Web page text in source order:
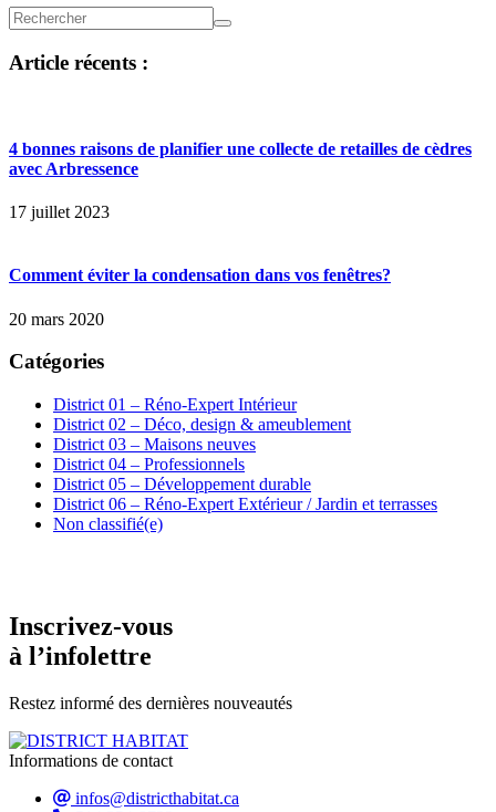
Article récents :
4 bonnes raisons de planifier une collecte de retailles de cèdres
avec Arbressence
17 juillet 2023
Comment éviter la condensation dans vos fenêtres?
20 mars 2020
Catégories
District 01 – Réno-Expert Intérieur
District 02 – Déco, design & ameublement
District 03 – Maisons neuves
District 04 – Professionnels
District 05 – Développement durable
District 06 – Réno-Expert Extérieur / Jardin et terrasses
Non classifié(e)
Inscrivez-vous
à l’infolettre
Restez informé des dernières nouveautés
Informations de contact
infos@districthabitat.ca